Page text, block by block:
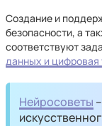
Создание и
безопасности, а
соответствуют
данных и цифровая
Нейросоветы